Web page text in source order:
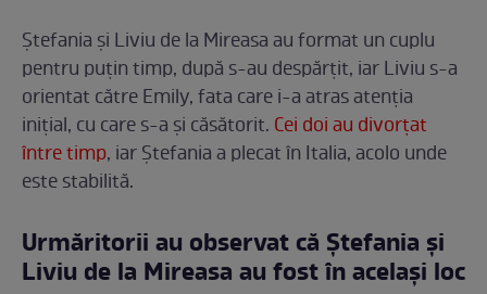
Ștefania și Liviu de la Mireasa au format un cuplu
pentru puțin timp, după s-au despărțit, iar Liviu s-a
orientat către Emily, fata care i-a atras atenția
inițial, cu care s-a și căsătorit. Cei doi au divorțat
între timp, iar Ștefania a plecat în Italia, acolo unde
este stabilită.
Urmăritorii au observat că Ștefania și
Liviu de la Mireasa au fost în același loc